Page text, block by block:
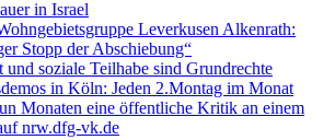
in Israel
Leverkusen Alkenrath:
Stopp der Abschiebung“
soziale Teilhabe sind Grundrechte
in Köln: Jeden 2.Montag im Monat
Monaten eine öffentliche Kritik an einem
nrw.dfg-vk.de